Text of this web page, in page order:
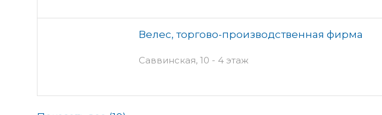
Велес, торгово-производственная фирма
Саввинская, 10 - 4 этаж